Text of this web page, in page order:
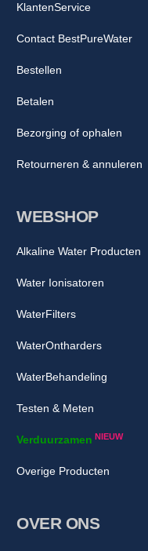
WEBSHOP
Alkaline Water Producten
Water Ionisatoren
WaterFilters
WaterOntharders
WaterBehandeling
Testen & Meten
Verduurzamen NIEUW
Overige Producten
OVER ONS
KlantenService
Contact BestPureWater
Bestellen
Betalen
Bezorging of ophalen
Retourneren & annuleren